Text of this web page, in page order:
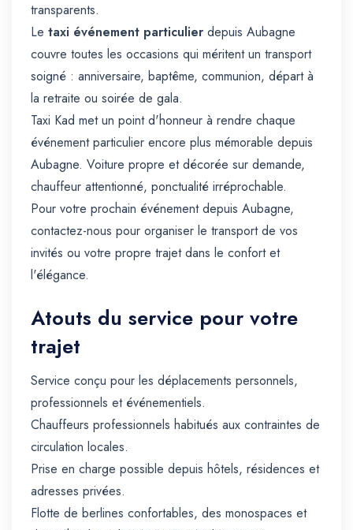
transparents.
Le taxi événement particulier depuis Aubagne
couvre toutes les occasions qui méritent un transport
soigné : anniversaire, baptême, communion, départ à
la retraite ou soirée de gala.
Taxi Kad met un point d'honneur à rendre chaque
événement particulier encore plus mémorable depuis
Aubagne. Voiture propre et décorée sur demande,
chauffeur attentionné, ponctualité irréprochable.
Pour votre prochain événement depuis Aubagne,
contactez-nous pour organiser le transport de vos
invités ou votre propre trajet dans le confort et
l'élégance.
Atouts du service pour votre
trajet
Service conçu pour les déplacements personnels,
professionnels et événementiels.
Chauffeurs professionnels habitués aux contraintes de
circulation locales.
Prise en charge possible depuis hôtels, résidences et
adresses privées.
Flotte de berlines confortables, des monospaces et